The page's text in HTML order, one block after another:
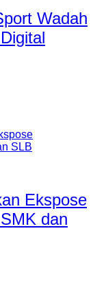
Wadah
Ekspose
dan